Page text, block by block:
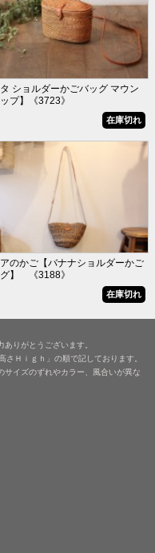
タ ショルダーかごバッグ マウン
プ】《3723》
在庫切れ
のかご【バナナショルダーかご
】 《3188》
在庫切れ
りがとうございます。
さＨｉｇｈ」の順で記しております。
サイズのずれやカラー、風合いが異な